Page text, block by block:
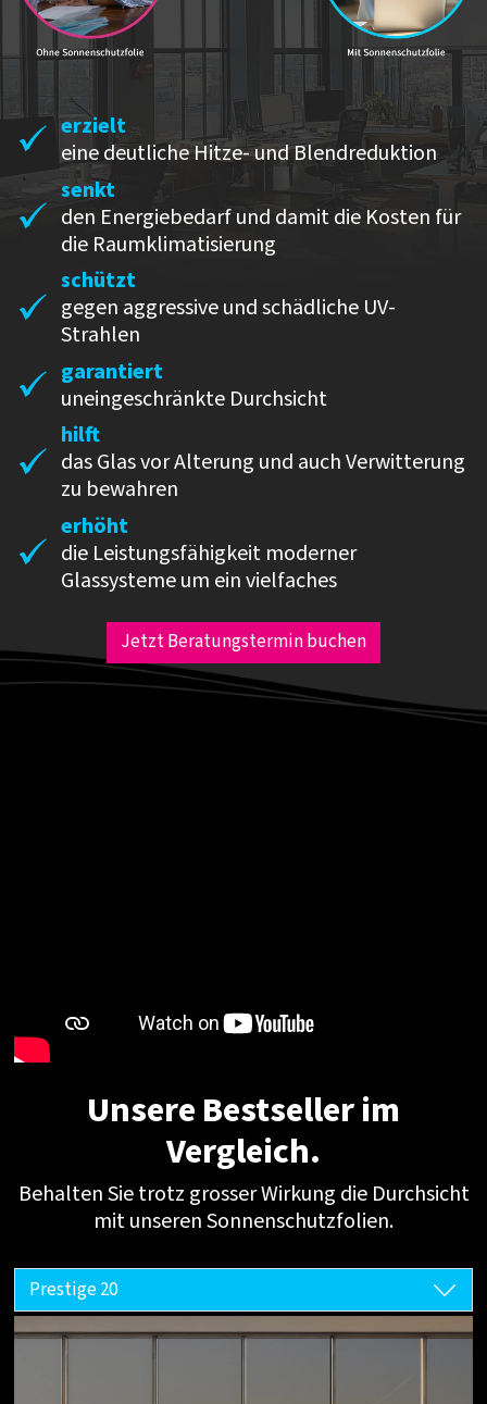
erzielt
eine deutliche Hitze- und Blendreduktion
senkt
den Energiebedarf und damit die Kosten für
die Raumklimatisierung
schützt
gegen aggressive und schädliche UV-
Strahlen
garantiert
uneingeschränkte Durchsicht
hilft
das Glas vor Alterung und auch Verwitterung
zu bewahren
erhöht
die Leistungsfähigkeit moderner
Glassysteme um ein vielfaches
Jetzt Beratungstermin buchen
Unsere Bestseller im
Vergleich.
Behalten Sie trotz grosser Wirkung die Durchsicht
mit unseren Sonnenschutzfolien.